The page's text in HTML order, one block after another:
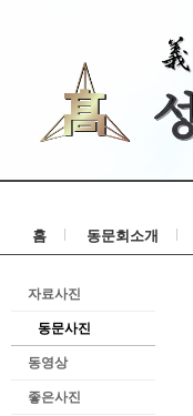
홈 동문회소개
자료사진
동문사진
동영상
좋은사진